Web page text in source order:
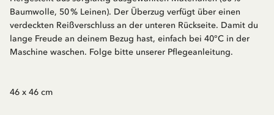
Baumwolle, 50 % Leinen). Der Überzug verfügt über einen
verdeckten Reißverschluss an der unteren Rückseite. Damit du
lange Freude an deinem Bezug hast, einfach bei 40°C in der
Maschine waschen. Folge bitte unserer Pflegeanleitung.
46 x 46 cm